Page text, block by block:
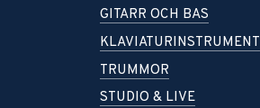
GITARR OCH BAS
KLAVIATURINSTRUMENT
TRUMMOR
STUDIO & LIVE